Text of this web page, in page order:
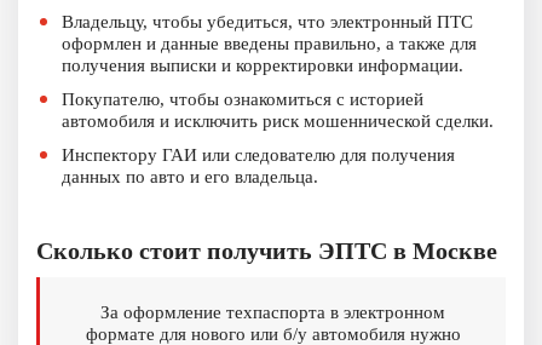
Владельцу, чтобы убедиться, что электронный ПТС
оформлен и данные введены правильно, а также для
получения выписки и корректировки информации.
Покупателю, чтобы ознакомиться с историей
автомобиля и исключить риск мошеннической сделки.
Инспектору ГАИ или следователю для получения
данных по авто и его владельца.
Сколько стоит получить ЭПТС в Москве
За оформление техпаспорта в электронном
формате для нового или б/у автомобиля нужно